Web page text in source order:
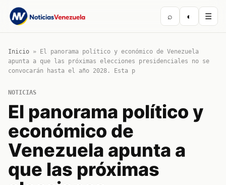
⌕ ◐ ☰
Inicio »
El panorama político y económico de Venezuela
apunta a que las próximas elecciones presidenciales no se
convocarán hasta el año 2028. Esta p
NOTICIAS
El panorama político y
económico de
Venezuela apunta a
que las próximas